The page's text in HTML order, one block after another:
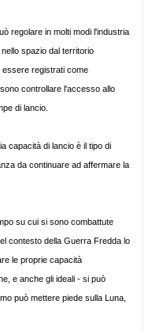
regolare in molti modi l'industria
spazio dal territorio
registrati come
controllare l'accesso allo
di lancio.
capacità di lancio è il tipo di
da continuare ad affermare la
su cui si sono combattute
contesto della Guerra Fredda lo
le proprie capacità
e anche gli ideali - si può
può mettere piede sulla Luna,